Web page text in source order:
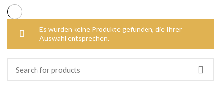
Es wurden keine Produkte gefunden, die Ihrer
Auswahl entsprechen.